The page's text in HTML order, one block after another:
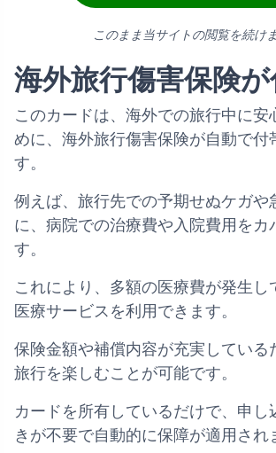
このまま当サイトの閲覧を続けま
海外旅行傷害保険
このカードは、海外での旅行中に安
めに、海外旅行傷害保険が自動で付
す。
例えば、旅行先での予期せぬケガや
に、病院での治療費や入院費用をカ
す。
これにより、多額の医療費が発生し
医療サービスを利用できます。
保険金額や補償内容が充実している
旅行を楽しむことが可能です。
カードを所有しているだけで、申し
きが不要で自動的に保障が適用され